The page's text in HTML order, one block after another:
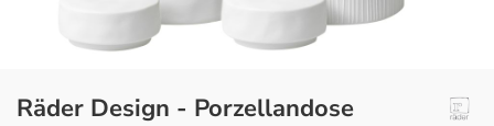
Räder Design - Porzellandose